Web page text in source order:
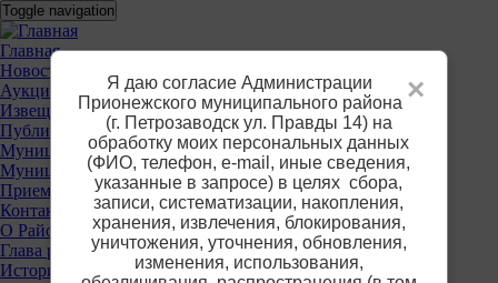
Перейти
к
основному
содержанию
Toggle navigation
×
Я даю согласие Администрации
Прионежского муниципального района
(г. Петрозаводск ул. Правды 14) на
обработку моих персональных данных
(ФИО, телефон, е-mail, иные сведения,
указанные в запросе) в целях сбора,
записи, систематизации, накопления,
хранения, извлечения, блокирования,
уничтожения, уточнения, обновления,
изменения, использования,
Основное
меню
Главная
Новости
Аукционы
Извещения о предоставлении участков
Публичные слушания
Муниципальные услуги
Муниципальный контроль
Приемная
Контакты
О Районе
Глава района
История